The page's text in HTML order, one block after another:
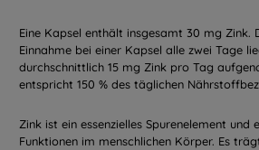
Eine Kapsel enthält insgesamt 30 mg Zink.
Einnahme bei einer Kapsel alle zwei Tage
durchschnittlich 15 mg Zink pro Tag
entspricht 150 % des täglichen
Zink ist ein essenzielles Spurenelement und
Funktionen im menschlichen Körper. Es